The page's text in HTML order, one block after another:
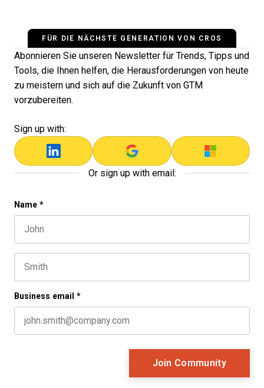
FÜR DIE NÄCHSTE GENERATION VON CROS
Abonnieren Sie unseren Newsletter für Trends, Tipps und
Tools, die Ihnen helfen, die Herausforderungen von heute
zu meistern und sich auf die Zukunft von GTM
vorzubereiten.
Sign up with:
Or sign up with email:
Comments
This field is for validation purposes and should be left
Name *
Business email *